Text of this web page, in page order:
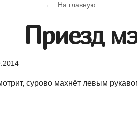
← На главную
Приезд
сурово махнёт левым